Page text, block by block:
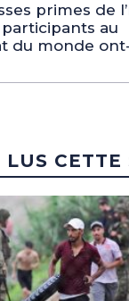
primes de
au
du monde
LUS CETTE